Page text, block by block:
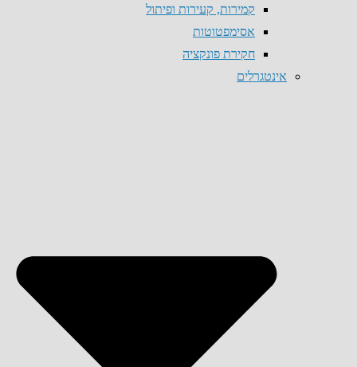
קמירות, קעירות ופיתול
אסימפטוטות
חקירת פונקציה
אינטגרלים